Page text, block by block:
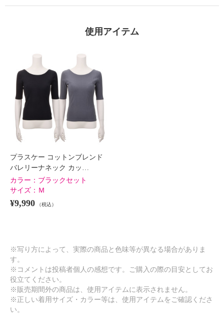
使用アイテム
プラスケー コットンブレンド
バレリーナネック カッ…
カラー： ブラックセット
サイズ： Ｍ
¥9,990 （税込）
※写り方によって、実際の商品と色味等が異なる場合がありま
す。
※コメントは投稿者個人の感想です。ご購入の際の目安としてお
役立てください。
※販売期間外の商品は、使用アイテムに表示されません。
※正しい着用サイズ・カラー等は、使用アイテムをご確認くださ
い。